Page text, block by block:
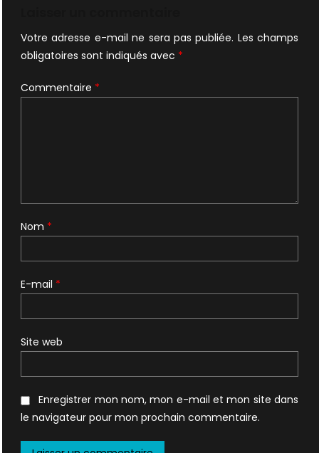
Votre adresse e-mail ne sera pas publiée. Les champs
obligatoires sont indiqués avec *
Commentaire *
Nom *
E-mail *
Site web
Enregistrer mon nom, mon e-mail et mon site dans
le navigateur pour mon prochain commentaire.